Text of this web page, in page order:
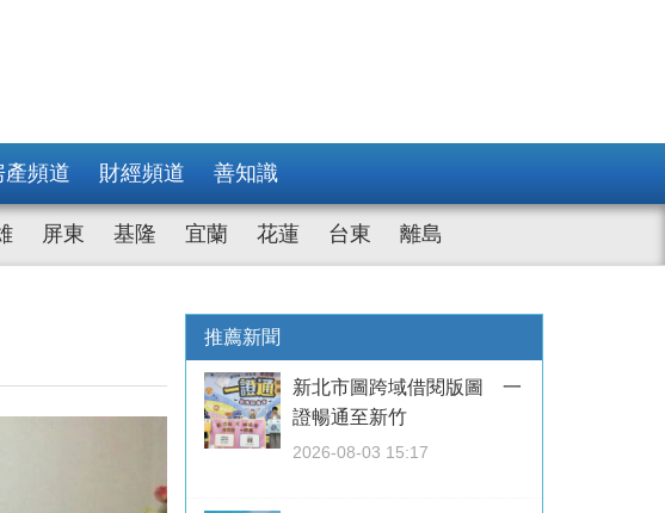
產頻道 財經頻道 善知識
屏東 基隆 宜蘭 花蓮 台東 離島
推薦新聞
新北市圖跨域借閱版圖 一
證暢通至新竹
2026-08-03 15:17